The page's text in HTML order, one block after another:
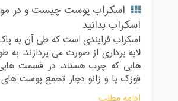
اسکراب پوست چیست و در
اسکراب بدانید
اسکراب فرایندی است که طی آن به
لایه برداری از صورت می پردازند. به
هایی که چرب هستند، در قسمت
قوزک پا و زانو دچار تجمع پوست
شوند